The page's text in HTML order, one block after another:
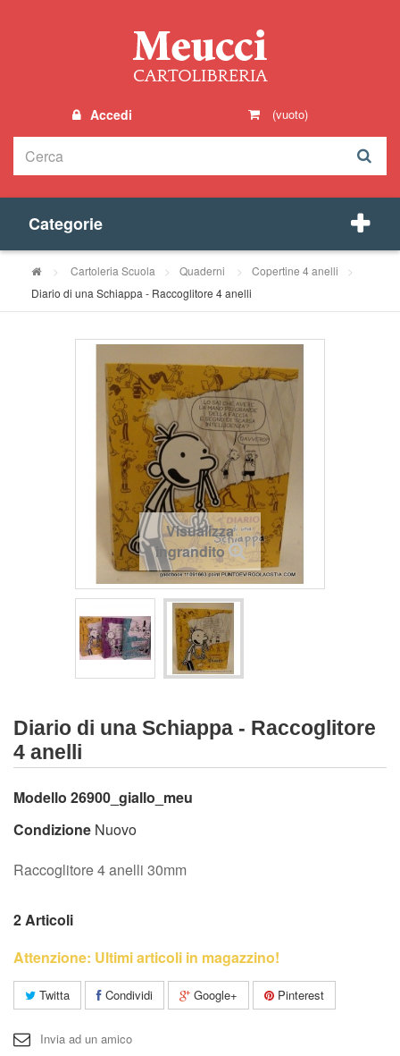
Accedi (vuoto)
Categorie
> Cartoleria Scuola > Quaderni > Copertine 4 anelli
>
Diario di una Schiappa - Raccoglitore 4 anelli
Visualizza
ingrandito
Diario di una Schiappa - Raccoglitore
4 anelli
Modello 26900_giallo_meu
Condizione Nuovo
Raccoglitore 4 anelli 30mm
2Articoli
Attenzione: Ultimi articoli in magazzino!
Twitta Condividi Google+ Pinterest
Invia ad un amico